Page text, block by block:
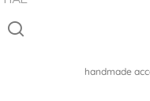
handmade